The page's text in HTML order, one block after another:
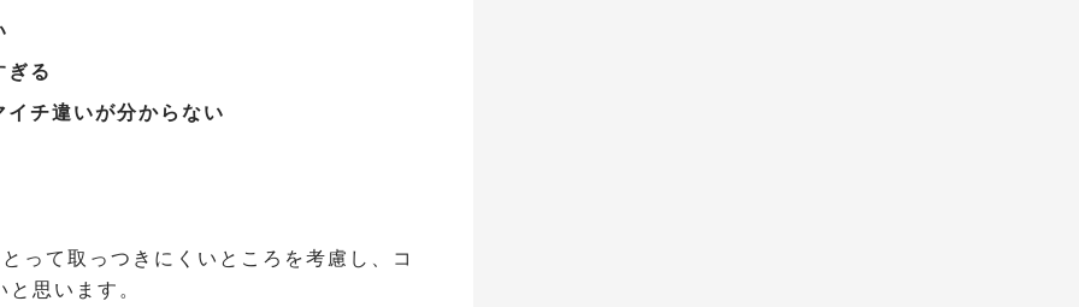
ぎる
チ違いが分からない
って取っつきにくいところを考慮し、コ
思います。